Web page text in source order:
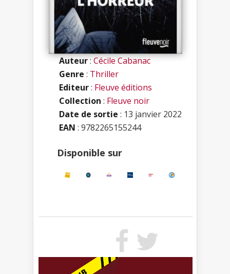
Auteur:Cécile Cabanac
Genre : Thriller
Editeur: Fleuve éditions
Collection : Fleuve noir
Date de sortie : 13 janvier 2022
EAN : 9782265155244
Disponible sur